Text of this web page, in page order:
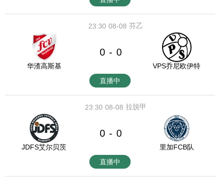
08-08
23:30 芬乙
华渣高斯基
0 - 0
VPS乔尼欧伊特
直播中
08-08
23:30 拉脱甲
JDFS艾尔贝茨
0 - 0
里加FCB队
直播中